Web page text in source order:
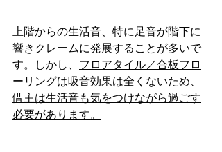
上階からの生活音、特に足音が階下に
響きクレームに発展することが多いで
す。しかし、 フロアタイル／合板フロ
ーリングは吸音効果は全くないため、
借主は生活音も気をつけながら過ごす
必要があります。